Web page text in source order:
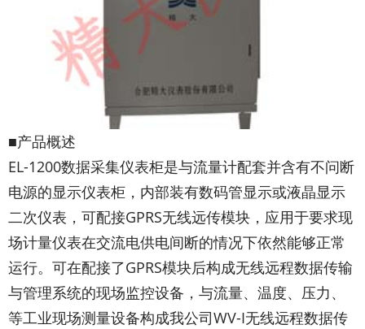
■产品概述
EL-1200数据采集仪表柜是与流量计配套并含有不问断
电源的显示仪表柜，内部装有数码管显示或液晶显示
二次仪表，可配接GPRS无线远传模块，应用于要求现
场计量仪表在交流电供电间断的情况下依然能够正常
运行。可在配接了GPRS模块后构成无线远程数据传输
与管理系统的现场监控设备，与流量、温度、压力、
等工业现场测量设备构成我公司WV-I无线远程数据传